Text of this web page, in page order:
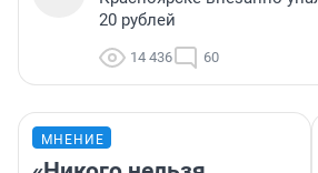
20 рублей
14 436 60
МНЕНИЕ